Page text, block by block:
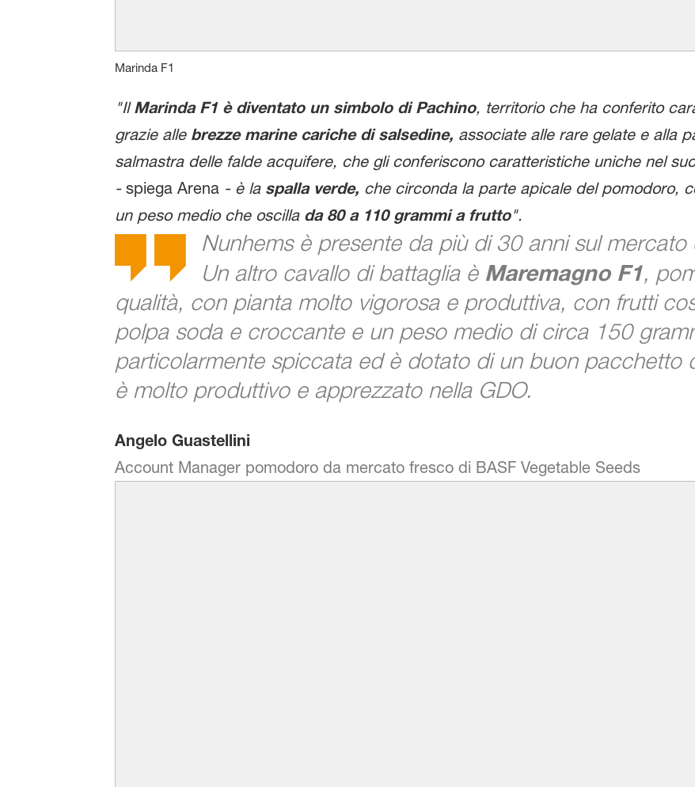
Marinda F1
"Il Marinda F1 è diventato un simbolo di Pachino, territorio che ha conferito
grazie alle brezze marine cariche di salsedine, associate alle rare gelate e alla
salmastra delle falde acquifere, che gli conferiscono caratteristiche uniche nel
- spiega Arena- è la spalla verde, che circonda la parte apicale del pomodoro,
un peso medio che oscillada 80 a 110 grammi a frutto".
Nunhems è presente da più di 30 anni sul
Un altro cavallo di battaglia è Maremagno F1,
qualità, con pianta molto vigorosa e produttiva, con frutti
polpa soda e croccante e un peso medio di circa 150
particolarmente spiccata ed è dotato di un buon pacchetto
è molto produttivo e apprezzato nella GDO.
Angelo Guastellini
Account Manager pomodoro da mercato fresco di BASF Vegetable Seeds